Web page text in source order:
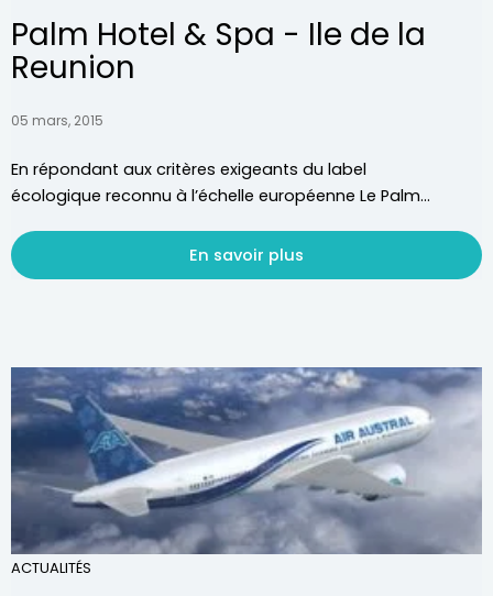
Palm Hotel & Spa - Ile de la
Reunion
05 mars, 2015
En répondant aux critères exigeants du label
écologique reconnu à l’échelle européenne Le Palm...
En savoir plus
ACTUALITÉS